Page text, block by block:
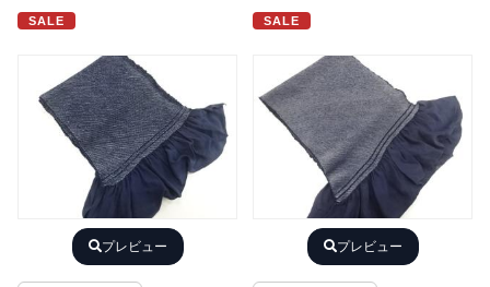
SALE
プレビュー
SALE
プレビュー